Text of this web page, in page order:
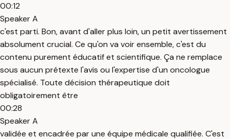
00:12
Speaker A
c'est parti. Bon, avant d'aller plus loin, un petit avertissement
absolument crucial. Ce qu'on va voir ensemble, c'est du
contenu purement éducatif et scientifique. Ça ne remplace
sous aucun prétexte l'avis ou l'expertise d'un oncologue
spécialisé. Toute décision thérapeutique doit
obligatoirement être
00:28
Speaker A
validée et encadrée par une équipe médicale qualifiée. C'est